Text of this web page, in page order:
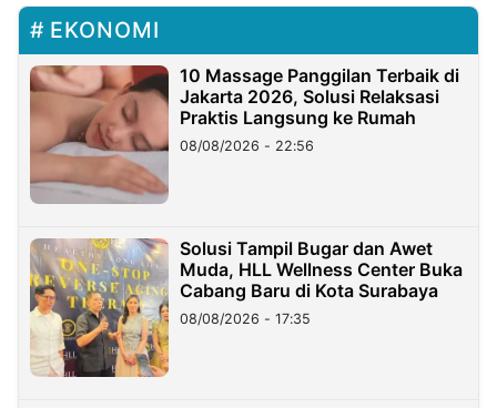
EKONOMI
10 Massage Panggilan Terbaik di
Jakarta 2026, Solusi Relaksasi
Praktis Langsung ke Rumah
08/08/2026 - 22:56
Solusi Tampil Bugar dan Awet
Muda, HLL Wellness Center Buka
Cabang Baru di Kota Surabaya
08/08/2026 - 17:35